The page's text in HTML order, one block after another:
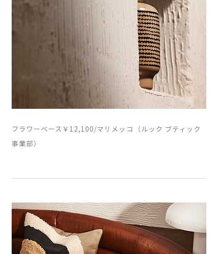
フラワーベース￥12,100/マリメッコ（ルック ブティック
事業部）